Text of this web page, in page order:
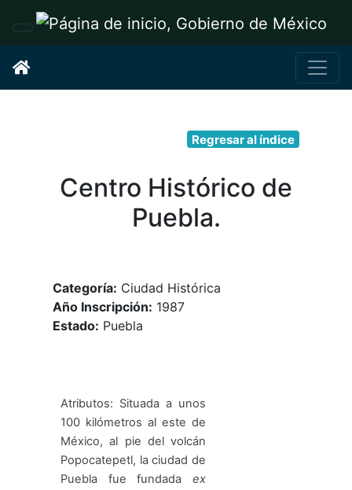
Interruptor de Navegación
Regresar al índice
Centro Histórico de
Puebla.
Categoría: Ciudad Histórica
Año Inscripción: 1987
Estado: Puebla
Atributos: Situada a unos
100 kilómetros al este de
México, al pie del volcán
Popocatepetl, la ciudad de
Puebla fue fundada ex